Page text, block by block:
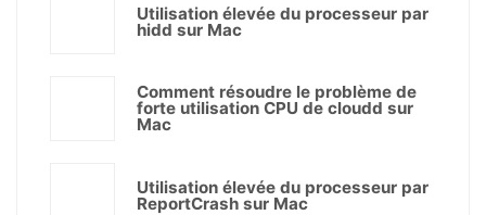
Utilisation élevée du processeur par
hidd sur Mac
Comment résoudre le problème de
forte utilisation CPU de cloudd sur
Mac
Utilisation élevée du processeur par
ReportCrash sur Mac